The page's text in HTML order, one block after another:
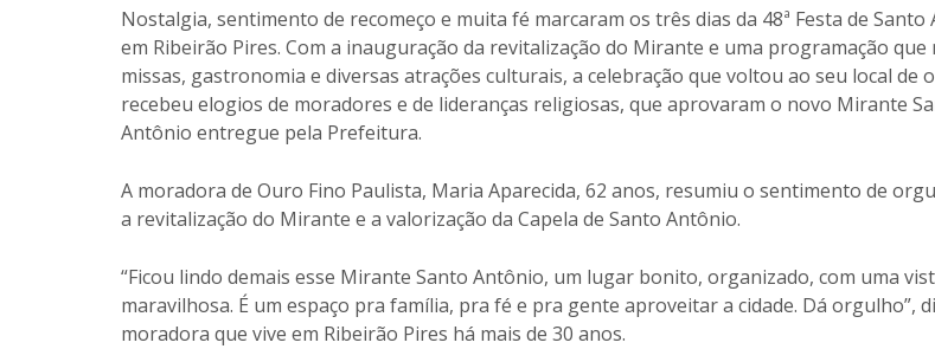
Nostalgia, sentimento de recomeço e muita fé marcaram os três dias da 48ª Festa de Santo
em Ribeirão Pires. Com a inauguração da revitalização do Mirante e uma programação que
missas, gastronomia e diversas atrações culturais, a celebração que voltou ao seu local de
recebeu elogios de moradores e de lideranças religiosas, que aprovaram o novo Mirante
Antônio entregue pela Prefeitura.
A moradora de Ouro Fino Paulista, Maria Aparecida, 62 anos, resumiu o sentimento de
a revitalização do Mirante e a valorização da Capela de Santo Antônio.
“Ficou lindo demais esse Mirante Santo Antônio, um lugar bonito, organizado, com uma
maravilhosa. É um espaço pra família, pra fé e pra gente aproveitar a cidade. Dá orgulho”,
moradora que vive em Ribeirão Pires há mais de 30 anos.